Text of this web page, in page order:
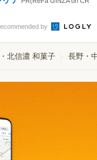
by
北信濃 和菓子 長野・